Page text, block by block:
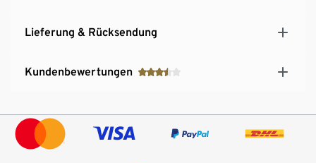
Lieferung & Rücksendung
Kundenbewertungen